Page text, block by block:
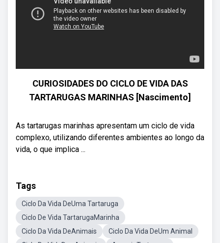
CURIOSIDADES DO CICLO DE VIDA DAS
TARTARUGAS MARINHAS [Nascimento]
As tartarugas marinhas apresentam um ciclo de vida
complexo, utilizando diferentes ambientes ao longo da
vida, o que implica ...
Tags
Ciclo Da Vida DeUma Tartaruga
Ciclo De Vida TartarugaMarinha
Ciclo Da Vida DeAnimais
Ciclo Da Vida DeUm Animal